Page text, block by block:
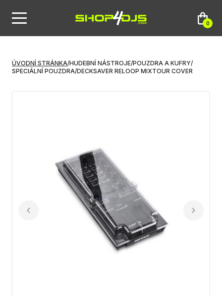
0
ÚVODNÍ STRÁNKA/HUDEBNÍ NÁSTROJE/POUZDRA A KUFRY/
SPECIÁLNÍ POUZDRA/DECKSAVER RELOOP MIXTOUR COVER